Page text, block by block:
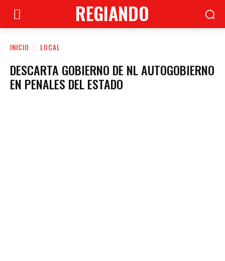
REGIANDO
INICIO LOCAL
DESCARTA GOBIERNO DE NL AUTOGOBIERNO
EN PENALES DEL ESTADO